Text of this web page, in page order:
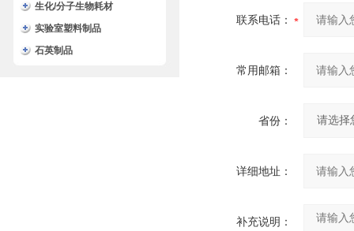
生化/分子生物耗材
实验室塑料制品
石英制品
联系电话：
常用邮箱：
省份：
详细地址：
补充说明：